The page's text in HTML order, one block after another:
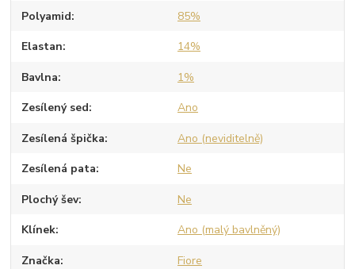
Polyamid 85%
Elastan 14%
Bavlna 1%
Zesílený sed Ano
Zesílená špička Ano (neviditelně)
Zesílená pata Ne
Plochý šev Ne
Klínek Ano (malý bavlněný)
Značka Fiore